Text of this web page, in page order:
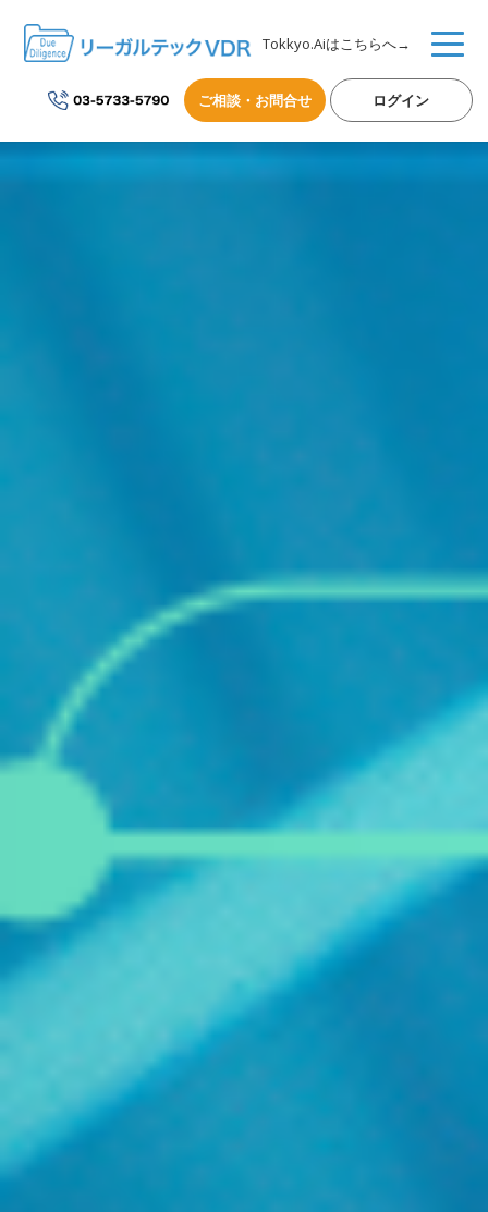
Tokkyo.Aiはこちらへ→
ご相談・お問合せ ログイン